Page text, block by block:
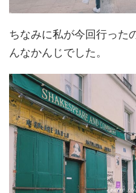
ちなみに私が今回行った
んなかんじでした。